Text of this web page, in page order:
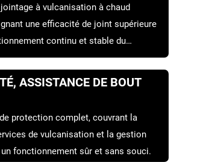
à vulcanisation à chaud
une efficacité de joint supérieure
continu et stable du
ASSISTANCE DE BOUT
protection complet, couvrant la
de vulcanisation et la gestion
fonctionnement sûr et sans souci.